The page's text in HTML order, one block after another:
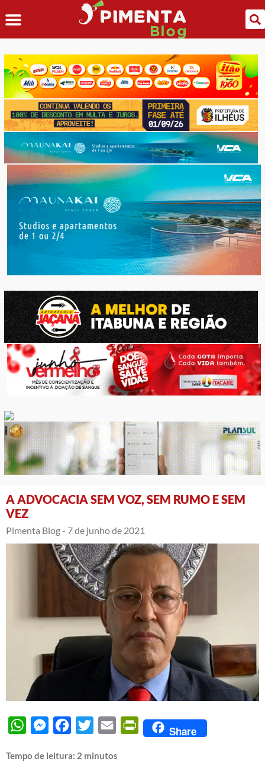
A ADVOCACIA SEM VOZ, SEM RUMO E SEM
VEZ
Pimenta Blog - 7 de junho de 2021
WhatsAppMessengerFacebook
Twitter Email PrintFriendly
Share
Tempo de leitura: 2 minutos